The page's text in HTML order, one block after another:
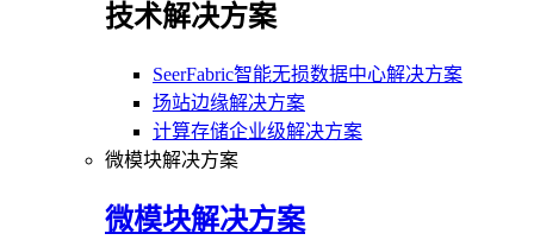
技术解决方案
SeerFabric智能无损数据中心解决方案
场站边缘解决方案
计算存储企业级解决方案
微模块解决方案
微模块解决方案